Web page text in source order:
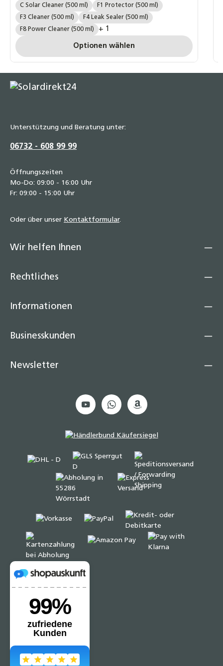
Fernox:
C Solar Cleaner (500 ml)
F1 Protector (500 ml)
F3 Cleaner (500 ml)
F4 Leak Sealer (500 ml)
F8 Power Cleaner (500 ml)
+ 1
Optionen wählen
Unterstützung und Beratung unter:
06732 - 608 99 99
Öffnungszeiten
Mo-Do: 09:00 - 16:00 Uhr
Fr: 09:00 - 15:00 Uhr
Oder über unser Kontaktformular.
Wir helfen Ihnen
Rechtliches
Informationen
Businesskunden
Newsletter